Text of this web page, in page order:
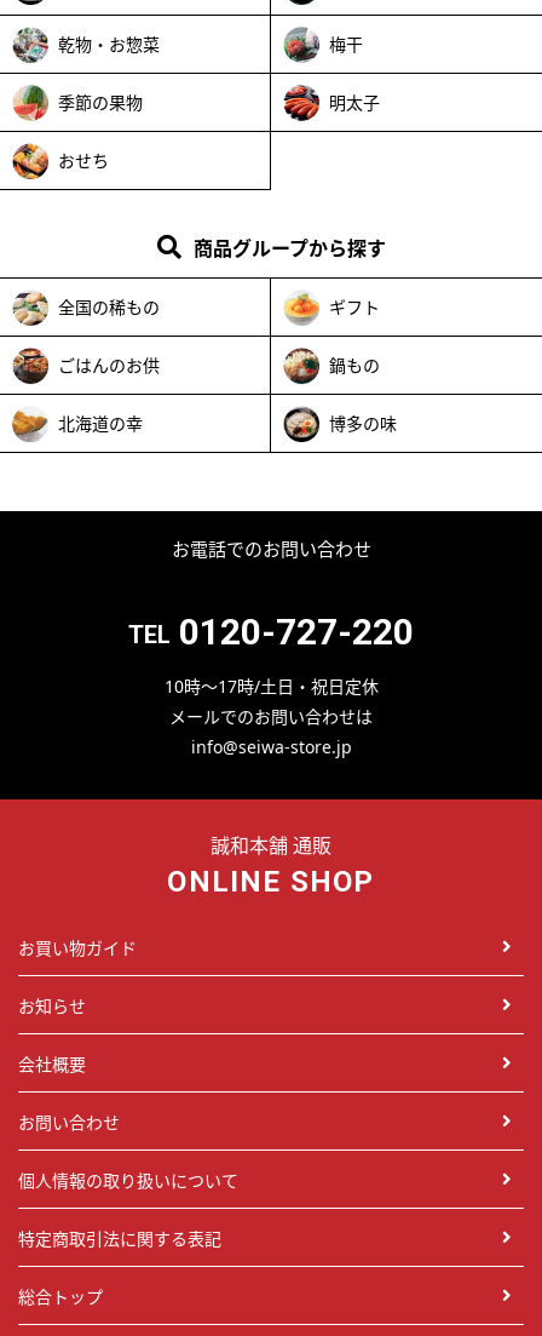
乾物・お惣菜 梅干
季節の果物 明太子
おせち
商品グループから探す
全国の稀もの ギフト
ごはんのお供 鍋もの
北海道の幸 博多の味
お電話でのお問い合わせ
TEL 0120-727-220
10時～17時/土日・祝日定休
メールでのお問い合わせは
info@seiwa-store.jp
誠和本舗 通販
ONLINE SHOP
お買い物ガイド
お知らせ
会社概要
お問い合わせ
個人情報の取り扱いについて
特定商取引法に関する表記
総合トップ